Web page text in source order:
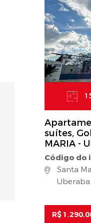
suítes,
MARIA -
Código do
Santa
Uberaba
R$